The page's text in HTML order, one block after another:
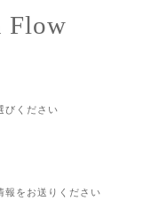
Flow
びください
報をお送りください